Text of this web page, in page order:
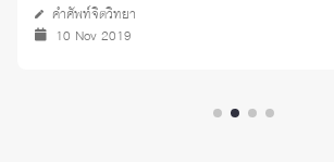
คำศัพท์จิตวิทยา
10 Nov 2019